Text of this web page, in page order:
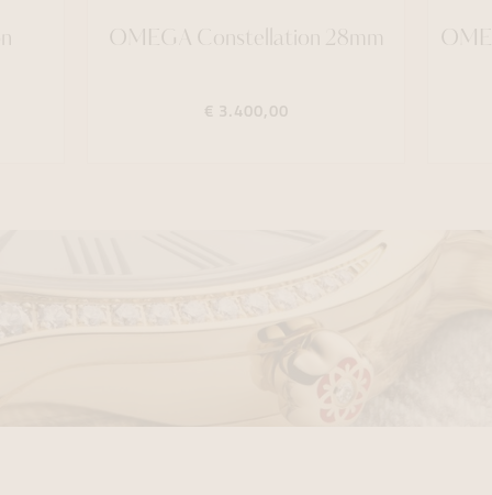
OMEGA Constellation 28mm
€ 3.400,00